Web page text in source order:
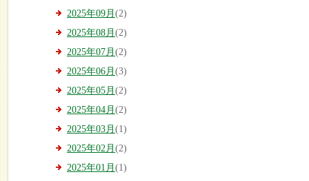
2025年09月 (2)
2025年08月 (2)
2025年07月 (2)
2025年06月 (3)
2025年05月 (2)
2025年04月 (2)
2025年03月 (1)
2025年02月 (2)
2025年01月 (1)